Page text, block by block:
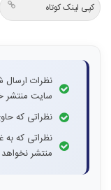
کپی لینک کوتاه
نظرات
سایت منتشر
نظراتی که
نظراتی که به
منتشر